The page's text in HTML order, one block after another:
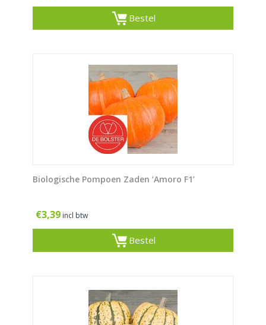
Bestel
Biologische Pompoen Zaden ‘Amoro F1’
€3,39 incl btw
Bestel